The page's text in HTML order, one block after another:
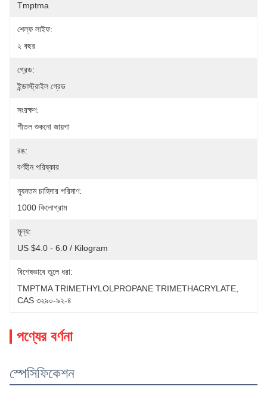
Tmptma
শেল্ফ লাইফ:
২ বছর
গ্রেড:
ইন্ডাস্ট্রাইল গ্রেড
সংরক্ষণ:
শীতল শুকনো জায়গা
রঙ:
বর্ণহীন পরিষ্কার
ন্যূনতম চাহিদার পরিমাণ:
1000 কিলোগ্রাম
মূল্য:
US $4.0 - 6.0 / Kilogram
বিশেষভাবে তুলে ধরা:
TMPTMA TRIMETHYLOLPROPANE TRIMETHACRYLATE
CAS ৩২৯০-৯২-৪
পণ্যের বর্ণনা
স্পেসিফিকেশন